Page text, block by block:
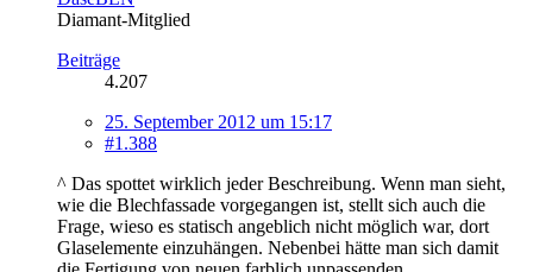
Diamant-Mitglied
Beiträge
4.207
25. September 2012 um 15:17
#1.388
^ Das spottet wirklich jeder Beschreibung. Wenn man sieht,
wie die Blechfassade vorgegangen ist, stellt sich auch die
Frage, wieso es statisch angeblich nicht möglich war, dort
Glaselemente einzuhängen. Nebenbei hätte man sich damit